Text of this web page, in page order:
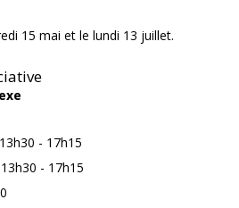
15 mai et le lundi 13 juillet.
- 17h15
- 17h15